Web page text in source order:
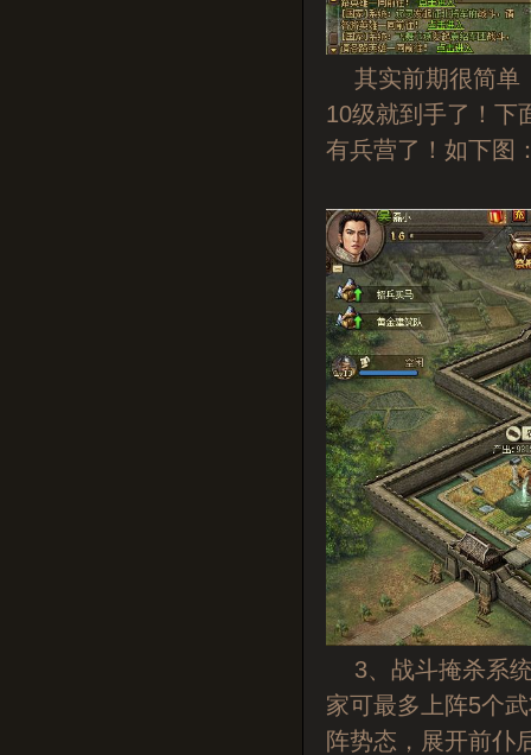
其实前期很简单
10级就到手了！下
有兵营了！如下图
3、战斗掩杀系统
家可最多上阵5个
阵势态，展开前仆